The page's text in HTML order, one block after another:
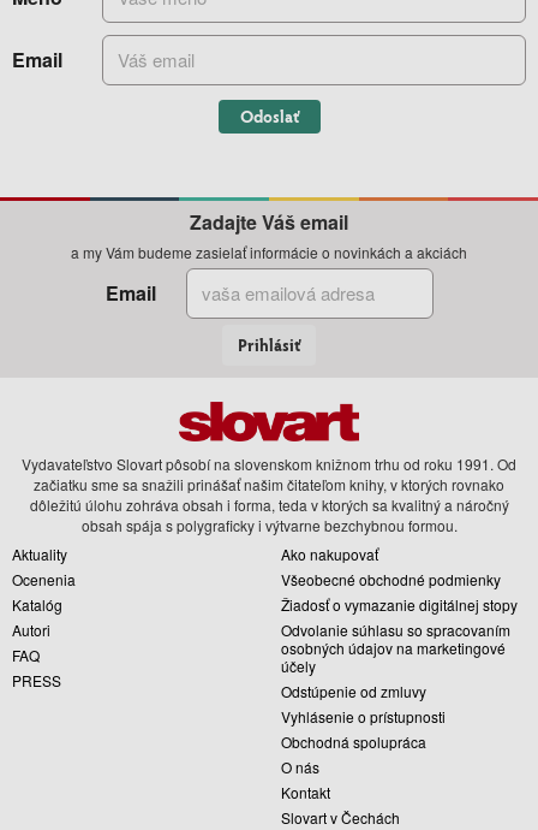
Email
Odoslať
Zadajte Váš email
a my Vám budeme zasielať informácie o novinkách a akciách
Email
Prihlásiť
Vydavateľstvo Slovart pôsobí na slovenskom knižnom trhu od roku 1991. Od
začiatku sme sa snažili prinášať našim čitateľom knihy, v ktorých rovnako
dôležitú úlohu zohráva obsah i forma, teda v ktorých sa kvalitný a náročný
obsah spája s polygraficky i výtvarne bezchybnou formou.
Aktuality
Ocenenia
Katalóg
Autori
FAQ
PRESS
Ako nakupovať
Všeobecné obchodné podmienky
Žiadosť o vymazanie digitálnej stopy
Odvolanie súhlasu so spracovaním
osobných údajov na marketingové
účely
Odstúpenie od zmluvy
Vyhlásenie o prístupnosti
Obchodná spolupráca
O nás
Kontakt
Slovart v Čechách